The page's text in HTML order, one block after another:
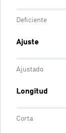
Deficiente
Ajuste
Ajustado
Longitud
Corta